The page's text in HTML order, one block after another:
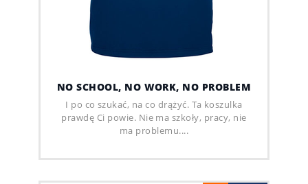
NO SCHOOL, NO WORK, NO PROBLEM
I po co szukać, na co drążyć. Ta koszulka
prawdę Ci powie. Nie ma szkoły, pracy, nie
ma problemu....